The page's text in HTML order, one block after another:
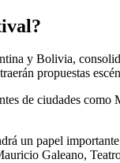
y Bolivia,
propuestas
de ciudades
un papel
Galeano,